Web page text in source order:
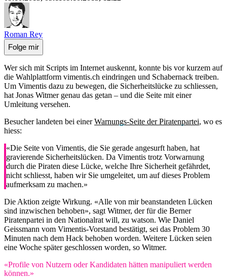
Roman Rey
Folge mir
Wer sich mit Scripts im Internet auskennt, konnte bis vor kurzem auf
die Wahlplattform vimentis.ch eindringen und Schabernack treiben.
Um Vimentis dazu zu bewegen, die Sicherheitslücke zu schliessen,
hat Jonas Witmer genau das getan – und die Seite mit einer
Umleitung versehen.
Besucher landeten bei einerWarnungs-Seite der Piratenpartei, wo es
hiess:
«Die Seite von Vimentis, die Sie gerade angesurft haben, hat
gravierende Sicherheitslücken. Da Vimentis trotz Vorwarnung
durch die Piraten diese Lücke, welche Ihre Sicherheit gefährdet,
nicht schliesst, haben wir Sie umgeleitet, um auf dieses Problem
aufmerksam zu machen.»
Die Aktion zeigte Wirkung. «Alle von mir beanstandeten Lücken
sind inzwischen behoben», sagt Witmer, der für die Berner
Piratenpartei in den Nationalrat will, zu watson. Wie Daniel
Geissmann vom Vimentis-Vorstand bestätigt, sei das Problem 30
Minuten nach dem Hack behoben worden. Weitere Lücken seien
eine Woche später geschlossen worden, so Witmer.
«Profile von Nutzern oder Kandidaten hätten manipuliert werden
können.»